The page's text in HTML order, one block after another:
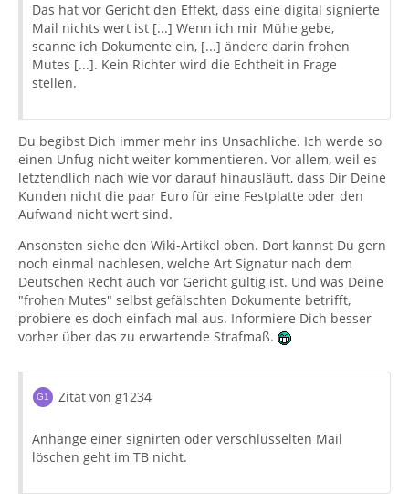
Das hat vor Gericht den Effekt, dass eine digital signierte
Mail nichts wert ist [...] Wenn ich mir Mühe gebe,
scanne ich Dokumente ein, [...] ändere darin frohen
Mutes [...]. Kein Richter wird die Echtheit in Frage
stellen.
Du begibst Dich immer mehr ins Unsachliche. Ich werde so
einen Unfug nicht weiter kommentieren. Vor allem, weil es
letztendlich nach wie vor darauf hinausläuft, dass Dir Deine
Kunden nicht die paar Euro für eine Festplatte oder den
Aufwand nicht wert sind.
Ansonsten siehe den Wiki-Artikel oben. Dort kannst Du gern
noch einmal nachlesen, welche Art Signatur nach dem
Deutschen Recht auch vor Gericht gültig ist. Und was Deine
"frohen Mutes" selbst gefälschten Dokumente betrifft,
probiere es doch einfach mal aus. Informiere Dich besser
vorher über das zu erwartende Strafmaß.
Zitat von g1234
Anhänge einer signirten oder verschlüsselten Mail
löschen geht im TB nicht.